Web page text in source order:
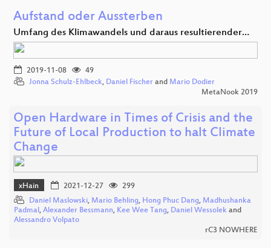
Aufstand oder Aussterben
Umfang des Klimawandels und daraus resultierender…
2019-11-08
49
Jonna Schulz-Ehlbeck, Daniel Fischer and Mario Dodier
MetaNook 2019
Open Hardware in Times of Crisis and the
Future of Local Production to halt Climate
Change
xHain 2021-12-27
299
Daniel Maslowski, Mario Behling, Hong Phuc Dang, Madhushanka
Padmal, Alexander Bessmann, Kee Wee Tang, Daniel Wessolek and
Alessandro Volpato
rC3 NOWHERE